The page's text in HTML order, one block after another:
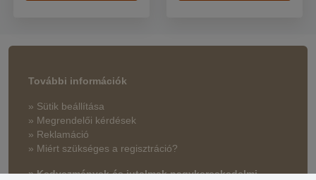
További információk
» Sütik beállítása
» Megrendelői kérdések
» Reklamáció
» Miért szükséges a regisztráció?
» Kedvezmények és jutalmak nagykereskedelmi